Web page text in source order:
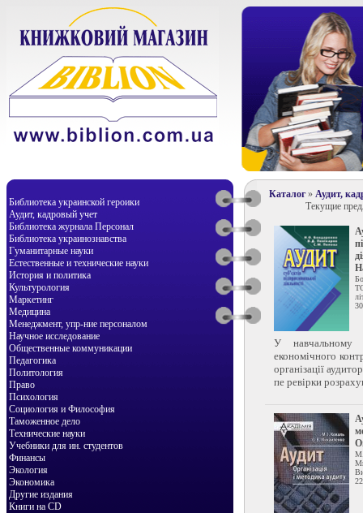
Библиотека украинской героики
Аудит, кадровый учет
Библиотека журнала Персонал
Библиотека украинознавства
Гуманитарные науки
Естественные и технические науки
История и политика
Культурология
Маркетинг
Медицина
Менеджмент, упр-ние персоналом
Научное исследование
Общественные коммуникации
Педагогика
Политология
Право
Психология
Социология и Философия
Таможенное дело
Технические науки
Учебники для ин. студентов
Финансы
Экология
Экономика
Другие издания
Книги на CD
Каталог» Аудит,
Текущие
У навчальному
економічного
організації
пе ревірки